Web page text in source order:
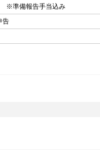
) ※準備報告手当込み
告